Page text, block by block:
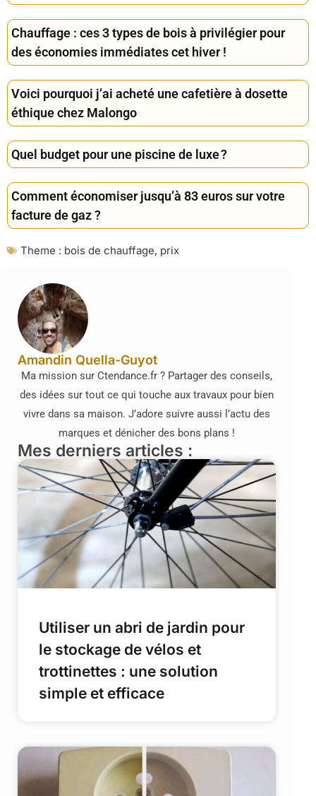
Chauffage : ces 3 types de bois à privilégier pour
des économies immédiates cet hiver !
Voici pourquoi j’ai acheté une cafetière à dosette
éthique chez Malongo
Quel budget pour une piscine de luxe ?
Comment économiser jusqu’à 83 euros sur votre
facture de gaz ?
Theme : bois de chauffage, prix
Amandin Quella-Guyot
Ma mission sur Ctendance.fr ? Partager des conseils,
des idées sur tout ce qui touche aux travaux pour bien
vivre dans sa maison. J’adore suivre aussi l’actu des
marques et dénicher des bons plans !
Mes derniers articles :
Utiliser un abri de jardin pour
le stockage de vélos et
trottinettes : une solution
simple et efficace